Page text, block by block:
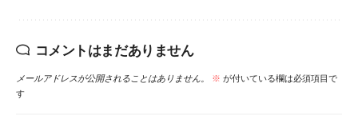
コメントはまだありません
メールアドレスが公開されることはありません。 ※ が付いている欄は必須項目で
す